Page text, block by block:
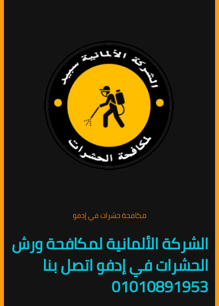
مكافحة حشرات في إدفو
الشركة الألمانية لمكافحة ورش
الحشرات في إدفو اتصل بنا
01010891953